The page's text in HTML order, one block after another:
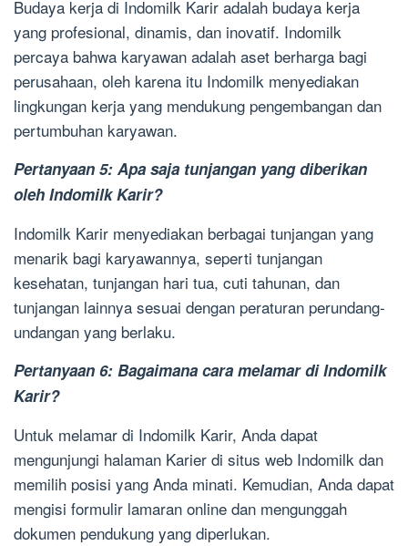
Budaya kerja di Indomilk Karir adalah budaya kerja
yang profesional, dinamis, dan inovatif. Indomilk
percaya bahwa karyawan adalah aset berharga bagi
perusahaan, oleh karena itu Indomilk menyediakan
lingkungan kerja yang mendukung pengembangan dan
pertumbuhan karyawan.
Pertanyaan 5: Apa saja tunjangan yang diberikan
oleh Indomilk Karir?
Indomilk Karir menyediakan berbagai tunjangan yang
menarik bagi karyawannya, seperti tunjangan
kesehatan, tunjangan hari tua, cuti tahunan, dan
tunjangan lainnya sesuai dengan peraturan perundang-
undangan yang berlaku.
Pertanyaan 6: Bagaimana cara melamar di Indomilk
Karir?
Untuk melamar di Indomilk Karir, Anda dapat
mengunjungi halaman Karier di situs web Indomilk dan
memilih posisi yang Anda minati. Kemudian, Anda dapat
mengisi formulir lamaran online dan mengunggah
dokumen pendukung yang diperlukan.